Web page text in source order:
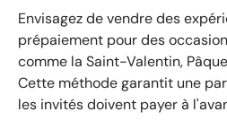
Envisagez de vendre des
prépaiement pour des
comme la Saint-Valentin,
Cette méthode garantit une
les invités doivent payer à